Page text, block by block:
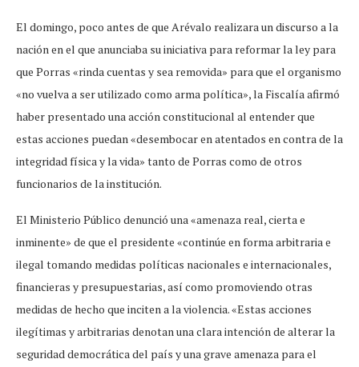
El domingo, poco antes de que Arévalo realizara un discurso a la
nación en el que anunciaba su iniciativa para reformar la ley para
que Porras «rinda cuentas y sea removida» para que el organismo
«no vuelva a ser utilizado como arma política», la Fiscalía afirmó
haber presentado una acción constitucional al entender que
estas acciones puedan «desembocar en atentados en contra de la
integridad física y la vida» tanto de Porras como de otros
funcionarios de la institución.
El Ministerio Público denunció una «amenaza real, cierta e
inminente» de que el presidente «continúe en forma arbitraria e
ilegal tomando medidas políticas nacionales e internacionales,
financieras y presupuestarias, así como promoviendo otras
medidas de hecho que inciten a la violencia. «Estas acciones
ilegítimas y arbitrarias denotan una clara intención de alterar la
seguridad democrática del país y una grave amenaza para el